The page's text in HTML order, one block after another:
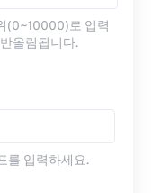
(0~10000)로 입력
올림됩니다.
를 입력하세요.